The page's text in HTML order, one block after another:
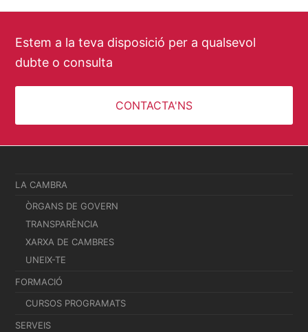
Estem a la teva disposició per a qualsevol
dubte o consulta
CONTACTA'NS
LA CAMBRA
ÒRGANS DE GOVERN
TRANSPARÈNCIA
XARXA DE CAMBRES
UNEIX-TE
FORMACIÓ
CURSOS PROGRAMATS
SERVEIS